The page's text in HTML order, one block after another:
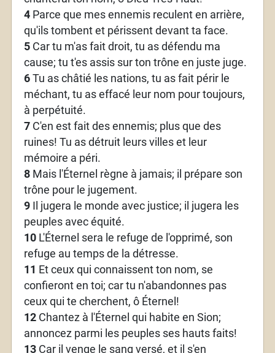
4Parce que mes ennemis reculent en arrière,
qu'ils tombent et périssent devant ta face.
5Car tu m'as fait droit, tu as défendu ma
cause; tu t'es assis sur ton trône en juste juge.
6Tu as châtié les nations, tu as fait périr le
méchant, tu as effacé leur nom pour toujours,
à perpétuité.
7C'en est fait des ennemis; plus que des
ruines! Tu as détruit leurs villes et leur
mémoire a péri.
8Mais l'Éternel règne à jamais; il prépare son
trône pour le jugement.
9Il jugera le monde avec justice; il jugera les
peuples avec équité.
10L'Éternel sera le refuge de l'opprimé, son
refuge au temps de la détresse.
11 Et ceux qui connaissent ton nom, se
confieront en toi; car tu n'abandonnes pas
ceux qui te cherchent, ô Éternel!
12Chantez à l'Éternel qui habite en Sion;
annoncez parmi les peuples ses hauts faits!
13Car il venge le sang versé, et il s'en